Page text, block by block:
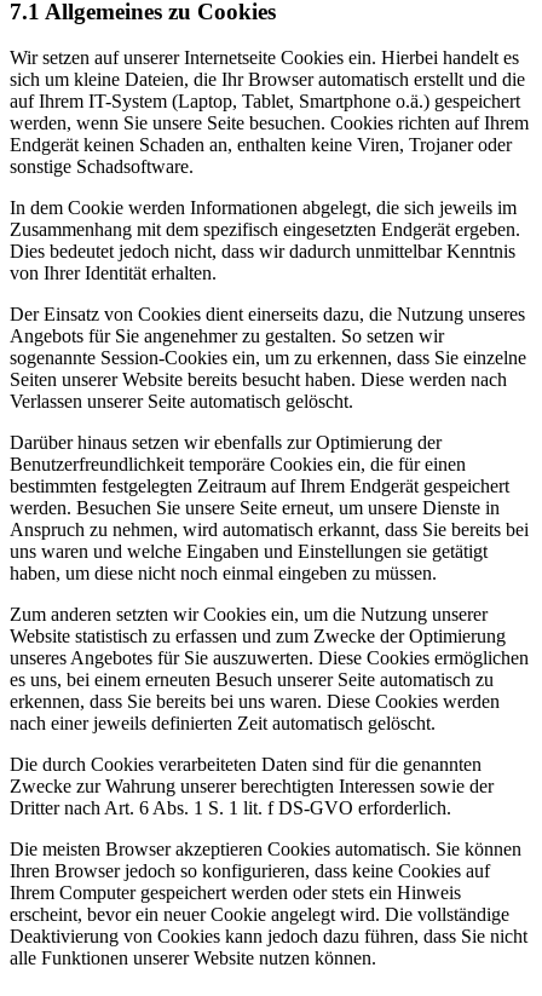
7.1 Allgemeines zu Cookies
Wir setzen auf unserer Internetseite Cookies ein. Hierbei handelt es
sich um kleine Dateien, die Ihr Browser automatisch erstellt und die
auf Ihrem IT-System (Laptop, Tablet, Smartphone o.ä.) gespeichert
werden, wenn Sie unsere Seite besuchen. Cookies richten auf Ihrem
Endgerät keinen Schaden an, enthalten keine Viren, Trojaner oder
sonstige Schadsoftware.
In dem Cookie werden Informationen abgelegt, die sich jeweils im
Zusammenhang mit dem spezifisch eingesetzten Endgerät ergeben.
Dies bedeutet jedoch nicht, dass wir dadurch unmittelbar Kenntnis
von Ihrer Identität erhalten.
Der Einsatz von Cookies dient einerseits dazu, die Nutzung unseres
Angebots für Sie angenehmer zu gestalten. So setzen wir
sogenannte Session-Cookies ein, um zu erkennen, dass Sie einzelne
Seiten unserer Website bereits besucht haben. Diese werden nach
Verlassen unserer Seite automatisch gelöscht.
Darüber hinaus setzen wir ebenfalls zur Optimierung der
Benutzerfreundlichkeit temporäre Cookies ein, die für einen
bestimmten festgelegten Zeitraum auf Ihrem Endgerät gespeichert
werden. Besuchen Sie unsere Seite erneut, um unsere Dienste in
Anspruch zu nehmen, wird automatisch erkannt, dass Sie bereits bei
uns waren und welche Eingaben und Einstellungen sie getätigt
haben, um diese nicht noch einmal eingeben zu müssen.
Zum anderen setzten wir Cookies ein, um die Nutzung unserer
Website statistisch zu erfassen und zum Zwecke der Optimierung
unseres Angebotes für Sie auszuwerten. Diese Cookies ermöglichen
es uns, bei einem erneuten Besuch unserer Seite automatisch zu
erkennen, dass Sie bereits bei uns waren. Diese Cookies werden
nach einer jeweils definierten Zeit automatisch gelöscht.
Die durch Cookies verarbeiteten Daten sind für die genannten
Zwecke zur Wahrung unserer berechtigten Interessen sowie der
Dritter nach Art. 6 Abs. 1 S. 1 lit. f DS-GVO erforderlich.
Die meisten Browser akzeptieren Cookies automatisch. Sie können
Ihren Browser jedoch so konfigurieren, dass keine Cookies auf
Ihrem Computer gespeichert werden oder stets ein Hinweis
erscheint, bevor ein neuer Cookie angelegt wird. Die vollständige
Deaktivierung von Cookies kann jedoch dazu führen, dass Sie nicht
alle Funktionen unserer Website nutzen können.